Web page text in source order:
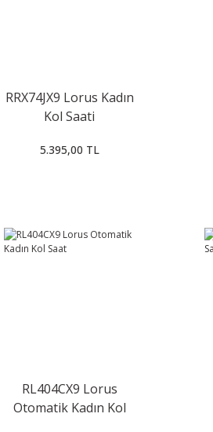
RRX74JX9 Lorus Kadın
Kol Saati
5.395,00 TL
RL404CX9 Lorus
Otomatik Kadın Kol